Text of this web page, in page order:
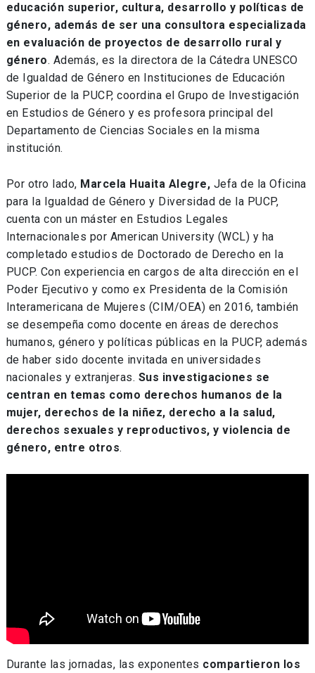
educación superior, cultura, desarrollo y políticas de
género, además de ser una consultora especializada
en evaluación de proyectos de desarrollo rural y
género. Además, es la directora de la Cátedra UNESCO
de Igualdad de Género en Instituciones de Educación
Superior de la PUCP, coordina el Grupo de Investigación
en Estudios de Género y es profesora principal del
Departamento de Ciencias Sociales en la misma
institución.
Por otro lado, Marcela Huaita Alegre, Jefa de la Oficina
para la Igualdad de Género y Diversidad de la PUCP,
cuenta con un máster en Estudios Legales
Internacionales por American University (WCL) y ha
completado estudios de Doctorado de Derecho en la
PUCP. Con experiencia en cargos de alta dirección en el
Poder Ejecutivo y como ex Presidenta de la Comisión
Interamericana de Mujeres (CIM/OEA) en 2016, también
se desempeña como docente en áreas de derechos
humanos, género y políticas públicas en la PUCP, además
de haber sido docente invitada en universidades
nacionales y extranjeras. Sus investigaciones se
centran en temas como derechos humanos de la
mujer, derechos de la niñez, derecho a la salud,
derechos sexuales y reproductivos, y violencia de
género, entre otros.
Durante las jornadas, las exponentes compartieron los